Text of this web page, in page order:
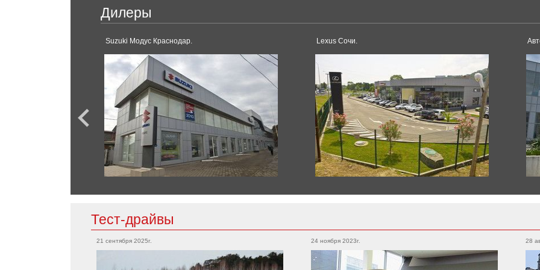
Chevrolet
Tahoe
Camaro
Chrysler
V-класс
GLC
Mini
Cooper
Countryman
Clubman
Mitsubishi
Outlander
Model 3
Model S
Toyota
Supra
Land Cruiser
Corolla
Alphard
Hilux
Hilux
Camry
RAV4
4runner
Duster
Sandero
Logan
Pagani
Rolls-Royce
Дилеры
Suzuki Модус Краснодар. Lexus Сочи.
Тест-драйвы
21 сентября 2025г. 24 ноября 2023г. 28